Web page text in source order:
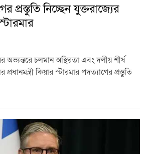
প্রস্তুতি নিচ্ছেন যুক্তরাজ্যের
অভ্যন্তরে চলমান অস্থিরতা এবং দলীয় শীর্ষ
কিয়ার স্টারমার পদত্যাগের প্রস্তুতি